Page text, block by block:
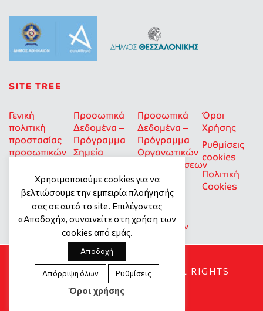
SITE TREE
Γενική
πολιτική
προστασίας
προσωπικών
Προσωπικά
Δεδομένα –
Πρόγραμμα
Σημεία
Προσωπικά
Δεδομένα –
Πρόγραμμα
Οργανωτικών
Επιχορηγήσεων
για Οκοιπ
που δρουν
για την
Ισότητα
των Φύλων
Όροι
Χρήσης
Ρυθμίσεις
cookies
Πολιτική
Cookies
SOCIAL DYNAMO © 2018. ALL RIGHTS
RESERVED
Created by
Χρησιμοποιούμε cookies για να
βελτιώσουμε την εμπειρία πλοήγησής
σας σε αυτό το site. Επιλέγοντας
«Αποδοχή», συναινείτε στη χρήση των
cookies από εμάς.
Αποδοχή
Απόρριψη όλων Ρυθμίσεις
Όροι χρήσης